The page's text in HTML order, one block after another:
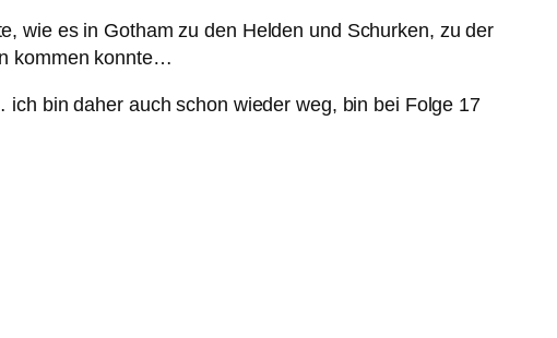
wie es in Gotham zu den Helden und Schurken, zu der
kommen konnte…
bin daher auch schon wieder weg, bin bei Folge 17